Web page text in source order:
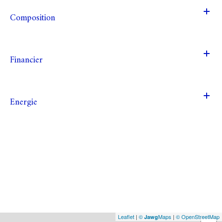
Composition
Financier
Energie
Leaflet | © JawgMaps | © OpenStreetMap